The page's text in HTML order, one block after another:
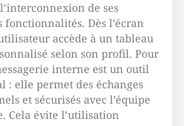
de ses
fonctionnalités. Dès l’écran
accède à un tableau
selon son profil. Pour
interne est un outil
: elle permet des échanges
et sécurisés avec l’équipe
Cela évite l’utilisation